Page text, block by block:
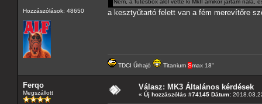
Hozzászólások: 48650
Nem, a fűtésbox alól vette ki MkII amikor jártam nála,
a kesztyűtartó felett van a fém merevítőre
TDCI Űrhajó Titanium Smax 18"
Ferqo
Megszállott
Válasz: MK3 Általános kérdések
« Új hozzászólás #74145 Dátum: